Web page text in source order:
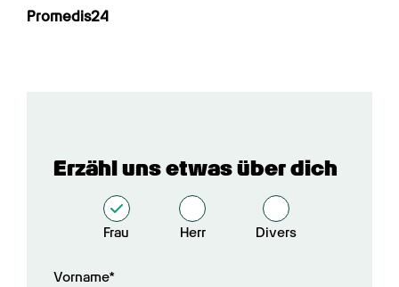
Promedis24
Erzähl uns etwas über dich
Frau Herr Divers
Vorname*